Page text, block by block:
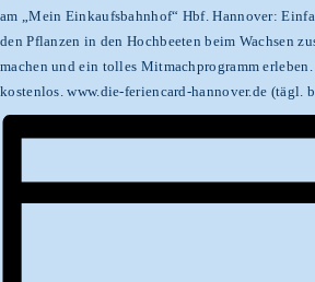
am „Mein Einkaufsbahnhof“ Hbf. Hannover:
den Pflanzen in den Hochbeeten beim Wachsen
machen und ein tolles Mitmachprogramm
kostenlos. www.die-feriencard-hannover.de (tägl.